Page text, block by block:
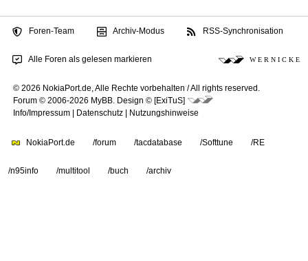
Foren-Team Archiv-Modus RSS-Synchronisation
Alle Foren als gelesen markieren W E R N I C K E
© 2026 NokiaPort.de, Alle Rechte vorbehalten /All rights reserved.
Forum © 2006-2026 MyBB
Design © [ExiTuS]
Info/Impressum
Datenschutz Nutzungshinweise
NokiaPort.de /forum /tacdatabase /Softtune /RE
/n95info /multitool /buch /archiv